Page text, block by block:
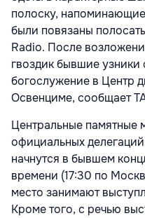
полоску,
были повязаны
Radio. После
гвоздик бывшие узники
богослужение в Центр
Освенциме, сообщает
Центральные памятные
официальных
начнутся в бывшем
времени (17:30 по
место занимают
Кроме того, с речью